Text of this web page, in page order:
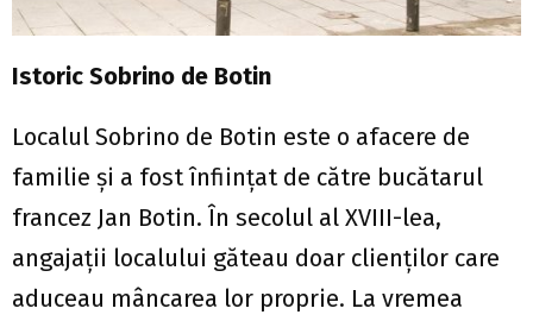
Istoric Sobrino de Botin
Localul Sobrino de Botin este o afacere de
familie şi a fost înfiinţat de către bucătarul
francez Jan Botin. În secolul al XVIII-lea,
angajaţii localului găteau doar clienţilor care
aduceau mâncarea lor proprie. La vremea